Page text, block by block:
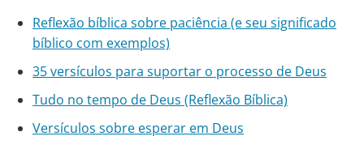
Reflexão bíblica sobre paciência (e seu significado
bíblico com exemplos)
35 versículos para suportar o processo de Deus
Tudo no tempo de Deus (Reflexão Bíblica)
Versículos sobre esperar em Deus